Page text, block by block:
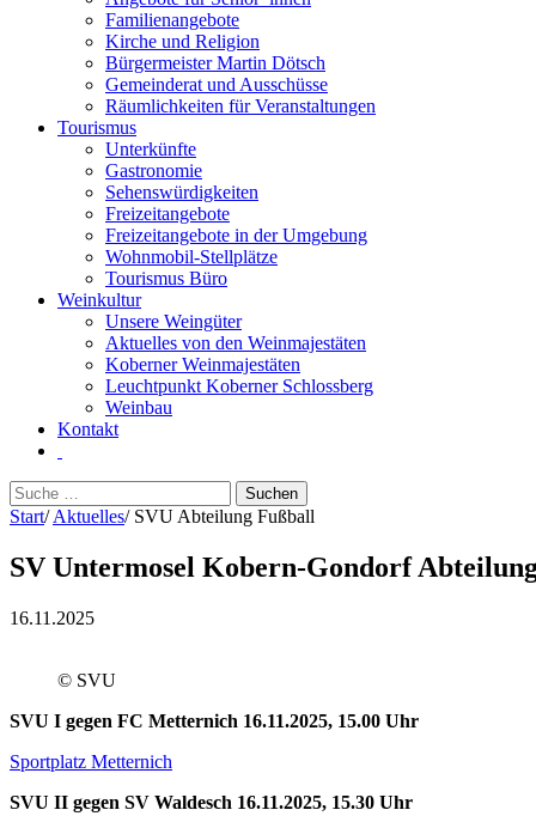
Familienangebote
Kirche und Religion
Bürgermeister Martin Dötsch
Gemeinderat und Ausschüsse
Räumlichkeiten für Veranstaltungen
Tourismus
Unterkünfte
Gastronomie
Sehenswürdigkeiten
Freizeitangebote
Freizeitangebote in der Umgebung
Wohnmobil-Stellplätze
Tourismus Büro
Weinkultur
Unsere Weingüter
Aktuelles von den Weinmajestäten
Koberner Weinmajestäten
Leuchtpunkt Koberner Schlossberg
Weinbau
Kontakt
Suchen
nach:
Start/ Aktuelles/ SVU Abteilung Fußball
SV Untermosel Kobern-Gondorf
16.11.2025
© SVU
SVU I gegen FC Metternich 16.11.2025, 15.00 Uhr
Sportplatz Metternich
SVU II gegen SV Waldesch 16.11.2025, 15.30 Uhr